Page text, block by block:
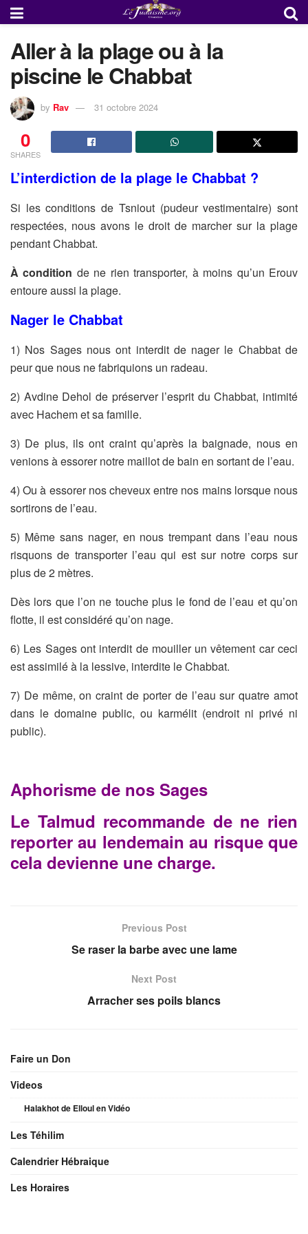
Aller à la plage ou à la
piscine le Chabbat
by Rav 31 octobre 2024
0
SHARES
L’interdiction de la plage le Chabbat ?
Si les conditions de Tsniout (pudeur vestimentaire) sont
respectées, nous avons le droit de marcher sur la plage
pendant Chabbat.
Àcondition de ne rien transporter, à moins qu’un Erouv
entoure aussi la plage.
Nager le Chabbat
1) Nos Sages nous ont interdit de nager le Chabbat de
peur que nous ne fabriquions un radeau.
2) Avdine Dehol de préserver l’esprit du Chabbat, intimité
avec Hachem et sa famille.
3) De plus, ils ont craint qu’après la baignade, nous en
venions à essorer notre maillot de bain en sortant de l’eau.
4) Ou à essorer nos cheveux entre nos mains lorsque nous
sortirons de l’eau.
5) Même sans nager, en nous trempant dans l’eau nous
risquons de transporter l’eau qui est sur notre corps sur
plus de 2 mètres.
Dès lors que l’on ne touche plus le fond de l’eau et qu’on
flotte, il est considéré qu’on nage.
6) Les Sages ont interdit de mouiller un vêtement car ceci
est assimilé à la lessive, interdite le Chabbat.
7) De même, on craint de porter de l’eau sur quatre amot
dans le domaine public, ou karmélit (endroit ni privé ni
public).
Aphorisme de nos Sages
Le Talmud recommande de ne rien
reporter au lendemain au risque que
cela devienne une charge.
Previous Post
Se raser la barbe avec une lame
Next Post
Arracher ses poils blancs
Faire un Don
Videos
Halakhot de Elloul en Vidéo
Les Téhilim
Calendrier Hébraique
Les Horaires